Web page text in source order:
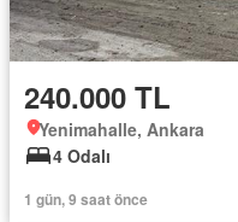
240.000 TL
Yenimahalle, Ankara
4 Odalı
1 gün, 9 saat önce